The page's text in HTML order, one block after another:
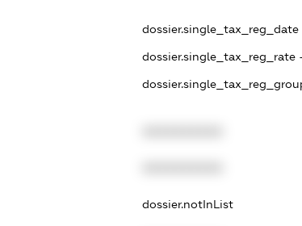
dossier.single_tax_reg_date
dossier.single_tax_reg_rate
dossier.notInList